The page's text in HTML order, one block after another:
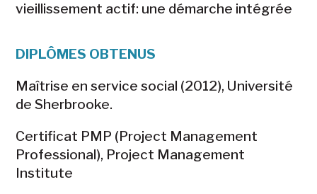
vieillissement actif: une démarche intégrée
DIPLÔMES OBTENUS
Maîtrise en service social (2012), Université
de Sherbrooke.
Certificat PMP (Project Management
Professional), Project Management
Institute